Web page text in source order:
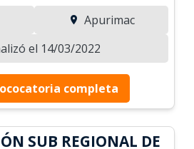
Apurimac
el 14/03/2022
completa
SUB REGIONAL DE